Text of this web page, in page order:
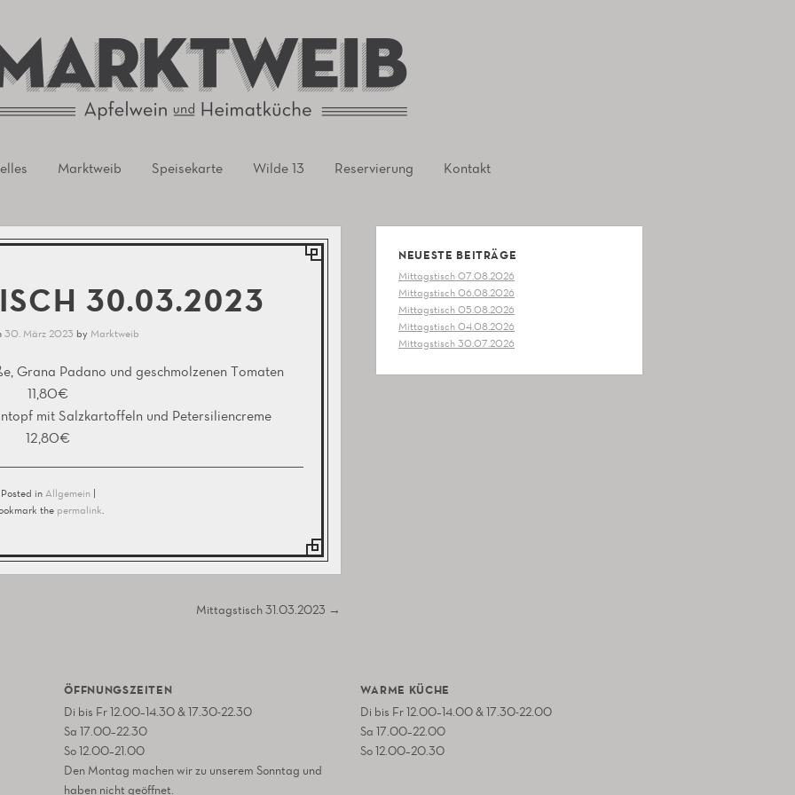
Marktweib Speisekarte Wilde 13 Reservierung Kontakt
30.03.2023
30. März 2023 by Marktweib
Grana Padano und geschmolzenen Tomaten
11,80€
mit Salzkartoffeln und Petersiliencreme
12,80€
Posted in Allgemein
the permalink.
Mittagstisch 31.03.2023 →
NEUESTE BEITRÄGE
Mittagstisch 07.08.2026
Mittagstisch 06.08.2026
Mittagstisch 05.08.2026
Mittagstisch 04.08.2026
Mittagstisch 30.07.2026
ÖFFNUNGSZEITEN
Di bis Fr 12.00–14.30 & 17.30-22.30
Sa 17.00–22.30
So 12.00–21.00
Den Montag machen wir zu unserem Sonntag und
haben nicht geöffnet.
WARME KÜCHE
Di bis Fr 12.00–14.00 & 17.30-22.00
Sa 17.00–22.00
So 12.00–20.30